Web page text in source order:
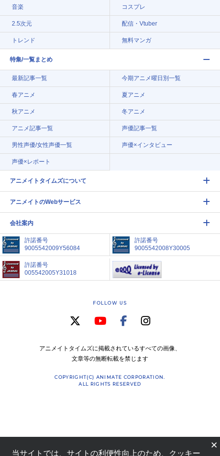
音楽 コスプレ
2.5次元 配信・Vtuber
トレンド 無料マンガ
特集/一覧まとめ
最新記事一覧 今期アニメ曜日別一覧
春アニメ 夏アニメ
秋アニメ 冬アニメ
アニメ記事一覧 声優記事一覧
男性声優/女性声優一覧 声優×インタビュー
声優×レポート
アニメイトタイムズについて
アニメイトのWebサービス
会社案内
許諾番号
9005542009Y56084
許諾番号
9005542008Y30005
許諾番号
005542005Y31018
FOLLOW US
アニメイトタイムズに掲載されているすべての画像、
文章等の無断転載を禁じます
COPYRIGHT(C) ANIMATE CORPORATION.
ALL RIGHTS RESERVED
×
当サイトでは、サイトの利便性向上のため、クッキー